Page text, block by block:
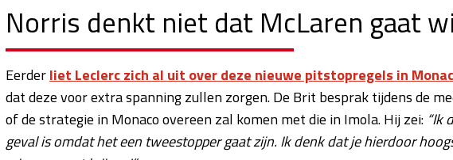
Norris denkt niet dat McLaren gaat
Eerderliet Leclerc zich al uit over deze nieuwe pitstopregels in
dat deze voor extra spanning zullen zorgen. De Brit besprak tijdens de
of de strategie in Monaco overeen zal komen met die in Imola. Hij zei: “Ik
geval is omdat het een tweestopper gaat zijn. Ik denk dat je hierdoor